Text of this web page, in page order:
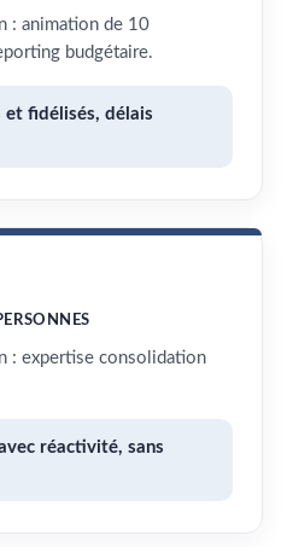
: animation de 10
budgétaire.
fidélisés, délais
: expertise consolidation
réactivité, sans